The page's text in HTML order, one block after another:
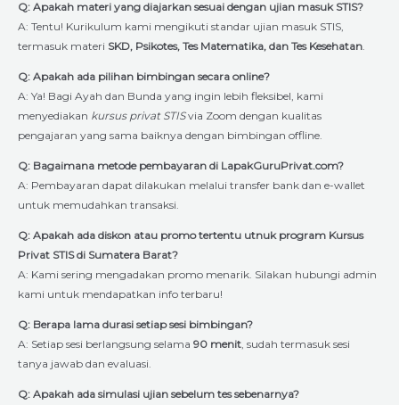
Q: Apakah materi yang diajarkan sesuai dengan ujian masuk STIS?
A: Tentu! Kurikulum kami mengikuti standar ujian masuk STIS,
termasuk materi SKD, Psikotes, Tes Matematika, dan Tes Kesehatan
Q: Apakah ada pilihan bimbingan secara online?
A: Ya! Bagi Ayah dan Bunda yang ingin lebih fleksibel, kami
menyediakan kursus privat STISvia Zoom dengan kualitas
pengajaran yang sama baiknya dengan bimbingan offline.
Q: Bagaimana metode pembayaran di LapakGuruPrivat.com?
A: Pembayaran dapat dilakukan melalui transfer bank dan e-wallet
untuk memudahkan transaksi.
Q: Apakah ada diskon atau promo tertentu utnuk program Kursus
Privat STIS di Sumatera Barat?
A: Kami sering mengadakan promo menarik. Silakan hubungi admin
kami untuk mendapatkan info terbaru!
Q: Berapa lama durasi setiap sesi bimbingan?
A: Setiap sesi berlangsung selama 90 menit , sudah termasuk sesi
tanya jawab dan evaluasi.
Q: Apakah ada simulasi ujian sebelum tes sebenarnya?